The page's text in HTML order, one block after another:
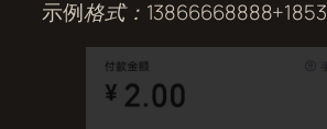
示例格式：13866668888+1853